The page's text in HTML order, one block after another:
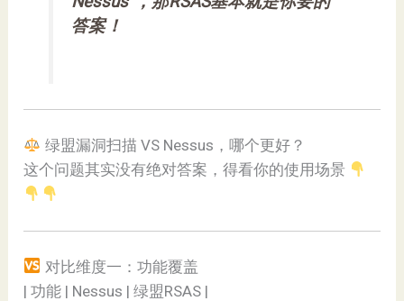
答案！
绿盟漏洞扫描 VS Nessus，哪个更好？
这个问题其实没有绝对答案，得看你的使用场景
对比维度一：功能覆盖
| 功能 | Nessus | 绿盟RSAS |